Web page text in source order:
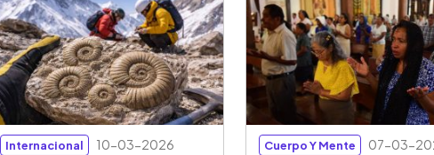
Internacional 10-03-2026 Cuerpo Y Mente 07-03-